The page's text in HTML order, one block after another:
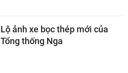
Lộ ảnh xe bọc thép mới của
Tổng thống Nga